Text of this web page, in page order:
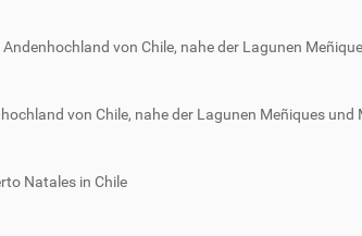
von Chile, nahe der Lagunen
von Chile, nahe der Lagunen Meñiques und
Natales in Chile